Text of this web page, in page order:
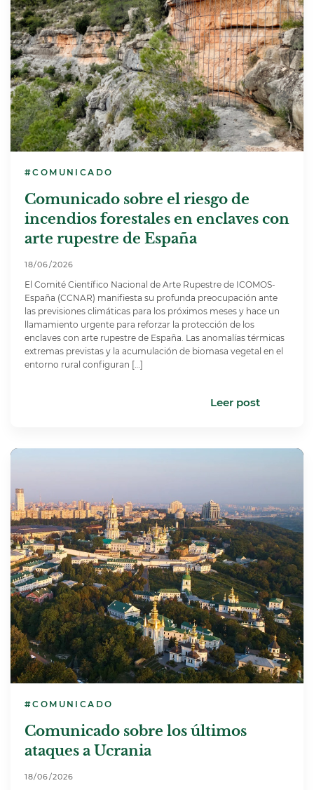
#COMUNICADO
Comunicado sobre el riesgo de
incendios forestales en enclaves con
arte rupestre de España
18/06/2026
El Comité Científico Nacional de Arte Rupestre de ICOMOS-
España (CCNAR) manifiesta su profunda preocupación ante
las previsiones climáticas para los próximos meses y hace un
llamamiento urgente para reforzar la protección de los
enclaves con arte rupestre de España. Las anomalías térmicas
extremas previstas y la acumulación de biomasa vegetal en el
entorno rural configuran […]
Leer post
#COMUNICADO
Comunicado sobre los últimos
ataques a Ucrania
18/06/2026